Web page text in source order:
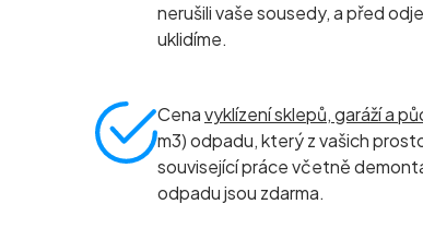
nerušili vaše sousedy, a před
uklidíme.
Cenavyklízení sklepů, garáží a
m3) odpadu, který z vašich
související práce včetně
odpadu jsou zdarma.